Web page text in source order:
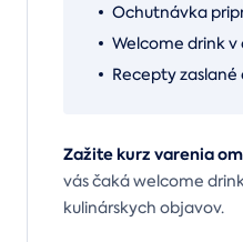
Ochutnávka
Welcome drink v
Recepty
Zažite kurz varenia
vás čaká welcome
kulinárskych objavov.